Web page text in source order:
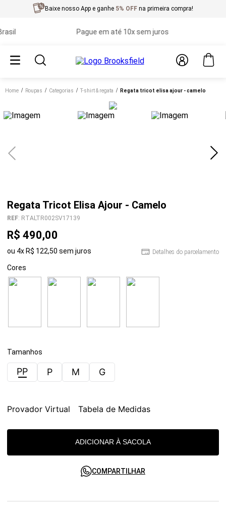
Baixe nosso App e ganhe 5% OFF na primeira compra!
Pague em até 10x sem juros
Home roupas categorias t-shirt & regata regata tricot elisa ajour - camelo
Regata Tricot Elisa Ajour - Camelo
REF: RTALTR002SV17139
R$ 490,00
ou 4x R$ 122,50 sem juros Detalhes do parcelamento
Cores
Tamanhos
PP P M G
Provador Virtual Tabela de Medidas
ADICIONAR À SACOLA
COMPARTILHAR